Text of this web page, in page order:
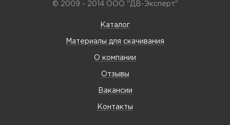
© 2009 - 2014 ООО "ДВ-Эксперт"
Каталог
Материалы для скачивания
О компании
Отзывы
Вакансии
Контакты